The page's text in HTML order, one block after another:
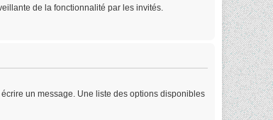
de la fonctionnalité par les invités.
un message. Une liste des options disponibles